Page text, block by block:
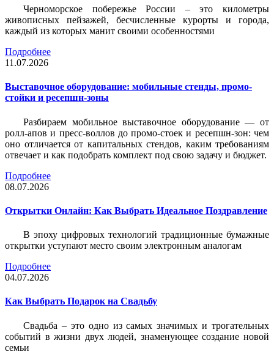
Черноморское побережье России – это километры
живописных пейзажей, бесчисленные курорты и города,
каждый из которых манит своими особенностями
Подробнее
11.07.2026
Выставочное оборудование: мобильные стенды, промо-
стойки и ресепшн-зоны
Разбираем мобильное выставочное оборудование — от
ролл-апов и пресс-воллов до промо-стоек и ресепшн-зон: чем
оно отличается от капитальных стендов, каким требованиям
отвечает и как подобрать комплект под свою задачу и бюджет.
Подробнее
08.07.2026
Открытки Онлайн: Как Выбрать Идеальное Поздравление
В эпоху цифровых технологий традиционные бумажные
открытки уступают место своим электронным аналогам
Подробнее
04.07.2026
Как Выбрать Подарок на Свадьбу
Свадьба – это одно из самых значимых и трогательных
событий в жизни двух людей, знаменующее создание новой
семьи